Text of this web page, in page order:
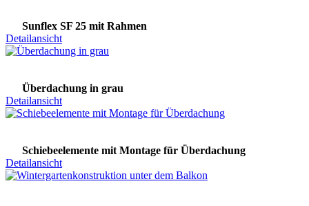
Sunflex SF 25 mit Rahmen
Detailansicht
Überdachung in grau
Detailansicht
Schiebeelemente mit Montage für Überdachung
Detailansicht